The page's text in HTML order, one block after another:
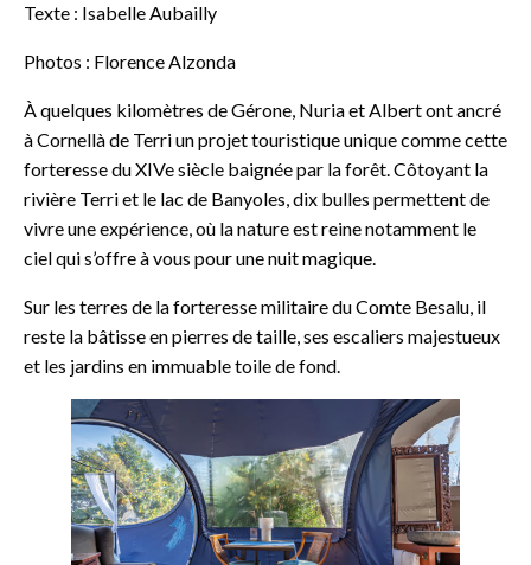
Texte : Isabelle Aubailly
Photos : Florence Alzonda
À quelques kilomètres de Gérone, Nuria et Albert ont ancré
à Cornellà de Terri un projet touristique unique comme cette
forteresse du XIVe siècle baignée par la forêt. Côtoyant la
rivière Terri et le lac de Banyoles, dix bulles permettent de
vivre une expérience, où la nature est reine notamment le
ciel qui s’offre à vous pour une nuit magique.
Sur les terres de la forteresse militaire du Comte Besalu, il
reste la bâtisse en pierres de taille, ses escaliers majestueux
et les jardins en immuable toile de fond.